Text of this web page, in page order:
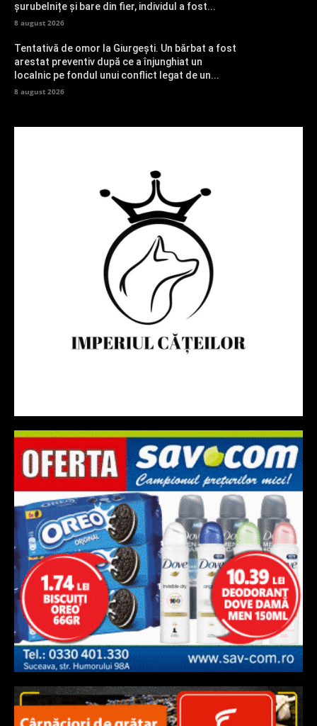
șurubelnițe și bare din fier, individul a fost...
8 august 2026
Tentativă de omor la Giurgești. Un bărbat a fost
arestat preventiv după ce a înjunghiat un
localnic pe fondul unui conflict legat de un...
8 august 2026